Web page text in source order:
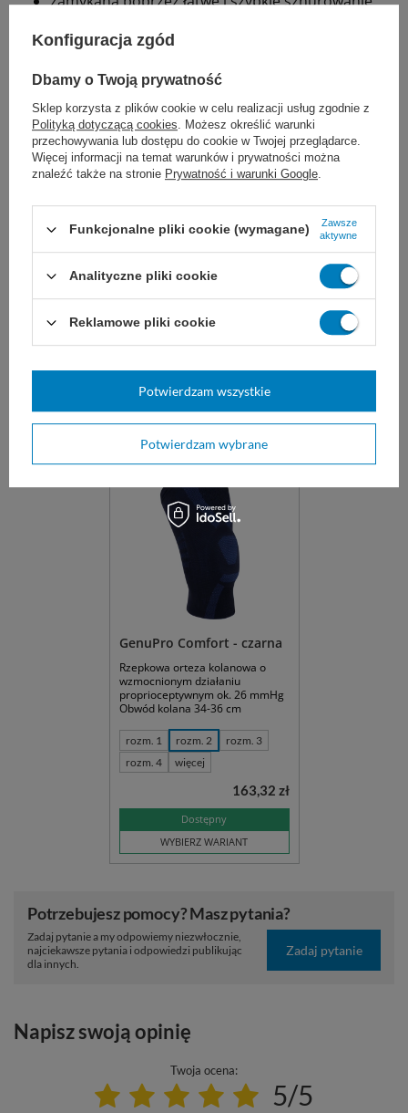
cienki produkt może z łatwością zostać
umieszczony w bucie
Zastosowanie:
wstępna faza zapalenia ścięgien w rejonie
nadkłykcia bocznego ("łokieć tenisisty") lub
zapobieganie nawrotom i aktywne wsparcie
aktywności sportowej
praca fizyczna
REF 2305 03
Zobacz także:
GenuPro Comfort - czarna
Rzepkowa orteza kolanowa o
wzmocnionym działaniu
proprioceptywnym ok. 26 mmHg
Obwód kolana 34-36 cm
rozm. 1 rozm. 2
rozm. 3
rozm. 4
więcej
Dostępny
WYBIERZ WARIANT
163,32 zł
Potrzebujesz pomocy? Masz pytania?
Zadaj pytanie a my odpowiemy niezwłocznie,
najciekawsze pytania i odpowiedzi publikując
dla innych.
Zadaj pytanie
Napisz swoją opinię
Twoja ocena:
5/5
Konfiguracja zgód
Dbamy o Twoją prywatność
Sklep korzysta z plików cookie w celu realizacji usług zgodnie z
Polityką dotyczącą cookies. Możesz określić warunki
przechowywania lub dostępu do cookie w Twojej przeglądarce.
Więcej informacji na temat warunków i prywatności można
znaleźć także na stronie Prywatność i warunki Google.
Funkcjonalne pliki cookie (wymagane) Zawsze
aktywne
Analityczne pliki cookie
Reklamowe pliki cookie
Potwierdzam wybrane
Potwierdzam wszystkie